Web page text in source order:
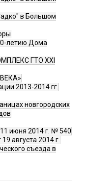
в Большом
летию Дома
ГТО XXI
2013-2014 гг.
новгородских
июня 2014 г. № 540
августа 2014 г.
съезда в